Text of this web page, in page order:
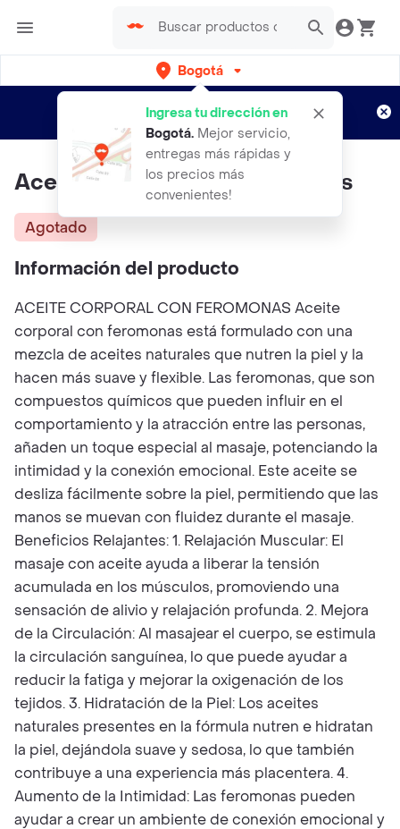
Bogotá
Ingresa tu dirección en
Bogotá. Mejor servicio,
entregas más rápidas y
los precios más
convenientes!
envíos gratis por semanas
Aplican TyC
Aceite Corporal Con Feromonas
Agotado
Información del producto
ACEITE CORPORAL CON FEROMONAS Aceite
corporal con feromonas está formulado con una
mezcla de aceites naturales que nutren la piel y la
hacen más suave y flexible. Las feromonas, que son
compuestos químicos que pueden influir en el
comportamiento y la atracción entre las personas,
añaden un toque especial al masaje, potenciando la
intimidad y la conexión emocional. Este aceite se
desliza fácilmente sobre la piel, permitiendo que las
manos se muevan con fluidez durante el masaje.
Beneficios Relajantes: 1. Relajación Muscular: El
masaje con aceite ayuda a liberar la tensión
acumulada en los músculos, promoviendo una
sensación de alivio y relajación profunda. 2. Mejora
de la Circulación: Al masajear el cuerpo, se estimula
la circulación sanguínea, lo que puede ayudar a
reducir la fatiga y mejorar la oxigenación de los
tejidos. 3. Hidratación de la Piel: Los aceites
naturales presentes en la fórmula nutren e hidratan
la piel, dejándola suave y sedosa, lo que también
contribuye a una experiencia más placentera. 4.
Aumento de la Intimidad: Las feromonas pueden
ayudar a crear un ambiente de conexión emocional y